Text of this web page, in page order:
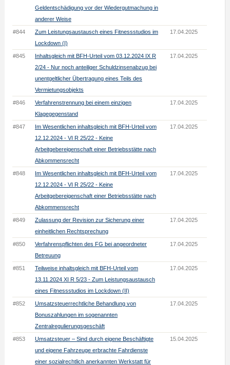
Geldentschädigung vor der Wiedergutmachung in
anderer Weise
#844
Zum Leistungsaustausch eines Fitnessstudios im
Lockdown (I)
17.04.2025
#845
Inhaltsgleich mit BFH-Urteil vom 03.12.2024 IX R
2/24 - Nur noch anteiliger Schuldzinsenabzug bei
unentgeltlicher Übertragung eines Teils des
Vermietungsobjekts
17.04.2025
#846
Verfahrenstrennung bei einem einzigen
Klagegegenstand
17.04.2025
#847
Im Wesentlichen inhaltsgleich mit BFH-Urteil vom
12.12.2024 - VI R 25/22 - Keine
Arbeitgebereigenschaft einer Betriebsstätte nach
Abkommensrecht
17.04.2025
#848
Im Wesentlichen inhaltsgleich mit BFH-Urteil vom
12.12.2024 - VI R 25/22 - Keine
Arbeitgebereigenschaft einer Betriebsstätte nach
Abkommensrecht
17.04.2025
#849
Zulassung der Revision zur Sicherung einer
einheitlichen Rechtsprechung
17.04.2025
#850
Verfahrenspflichten des FG bei angeordneter
Betreuung
17.04.2025
#851
Teilweise inhaltsgleich mit BFH-Urteil vom
13.11.2024 XI R 5/23 - Zum Leistungsaustausch
eines Fitnessstudios im Lockdown (II)
17.04.2025
#852
Umsatzsteuerrechtliche Behandlung von
Bonuszahlungen im sogenannten
Zentralregulierungsgeschäft
17.04.2025
#853
Umsatzsteuer – Sind durch eigene Beschäftigte
und eigene Fahrzeuge erbrachte Fahrdienste
einer sozialrechtlich anerkannten Werkstatt für
15.04.2025